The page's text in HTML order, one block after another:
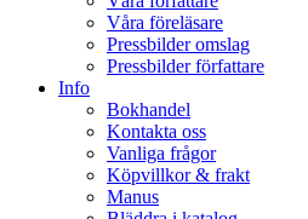
Våra föreläsare
Pressbilder omslag
Pressbilder författare
Info
Bokhandel
Kontakta oss
Vanliga frågor
Köpvillkor & frakt
Manus